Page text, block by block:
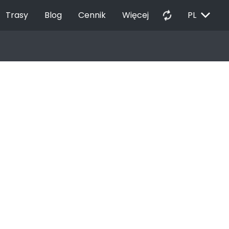
Trasy Blog Cennik Więcej autorenew PL EXPAND_MORE